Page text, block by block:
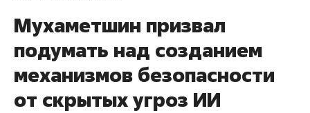
Мухаметшин призвал
подумать над созданием
механизмов безопасности
от скрытых угроз ИИ